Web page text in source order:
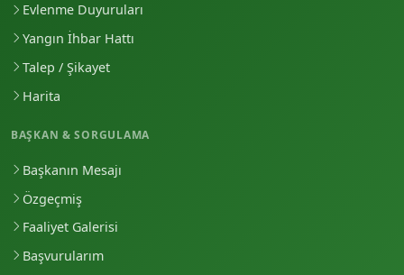
Evlenme Duyuruları
Yangın İhbar Hattı
Talep / Şikayet
Harita
BAŞKAN & SORGULAMA
Başkanın Mesajı
Özgeçmiş
Faaliyet Galerisi
Başvurularım